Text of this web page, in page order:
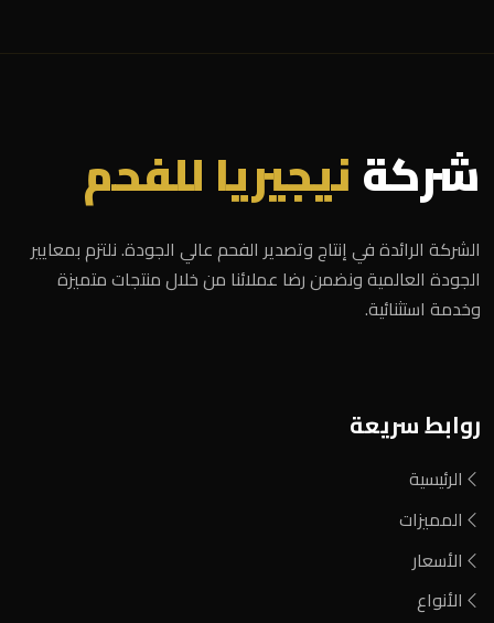
شركةنيجيريا للفحم
الشركة الرائدة في إنتاج وتصدير الفحم عالي الجودة. نلتزم بمعايير
الجودة العالمية ونضمن رضا عملائنا من خلال منتجات متميزة
وخدمة استثنائية.
روابط سريعة
الرئيسية
المميزات
الأسعار
الأنواع